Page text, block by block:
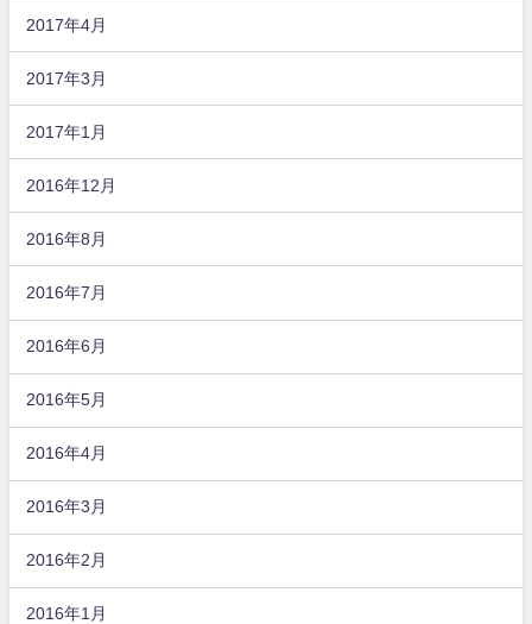
2017年4月
2017年3月
2017年1月
2016年12月
2016年8月
2016年7月
2016年6月
2016年5月
2016年4月
2016年3月
2016年2月
2016年1月